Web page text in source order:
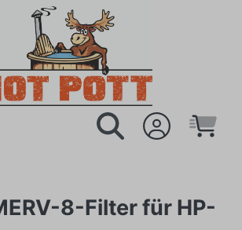
8-Filter für HP-